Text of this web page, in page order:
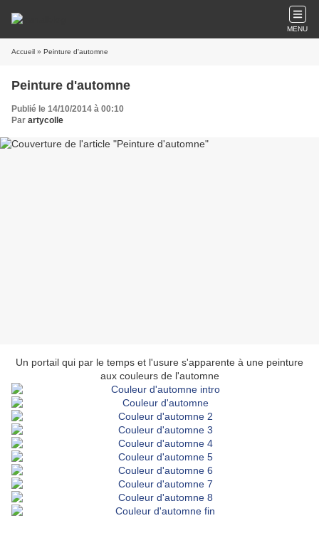
MENU
Accueil » Peinture d'automne
Peinture d'automne
Publié le 14/10/2014 à 00:10
Par artycolle
Un portail qui par le temps et l'usure s'apparente à une peinture
aux couleurs de l'automne